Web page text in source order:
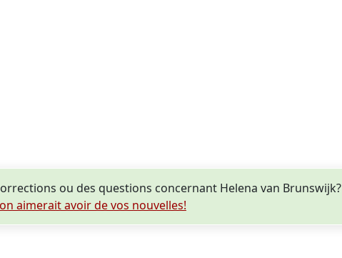
ou des questions concernant Helena van Brunswijk?
aimerait avoir de vos nouvelles!